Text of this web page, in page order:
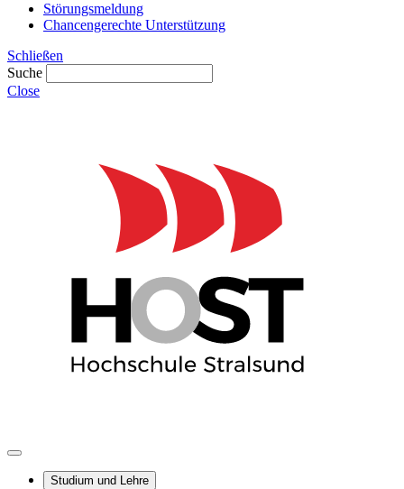
Störungsmeldung
Chancengerechte Unterstützung
Schließen
Suche
Close
Studium und Lehre